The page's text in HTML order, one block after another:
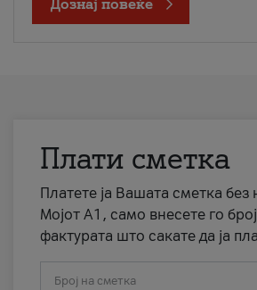
Дознај повеќе
Плати сметка
Платете ја Вашата сметка без
Мојот А1, само внесете го
фактурата што сакате да ја
Број на сметка